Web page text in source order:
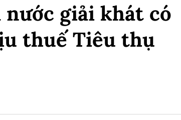
giải khát có
thuế Tiêu thụ